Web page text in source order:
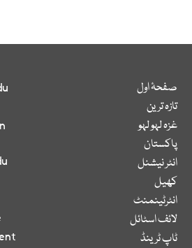
صفحۂ اول
تازہ ترین
غزہ لہو لہو
پاکستان
انٹر نیشنل
کھیل
انٹرٹینمنٹ
لائف اسٹائل
ٹاپ ٹرینڈ